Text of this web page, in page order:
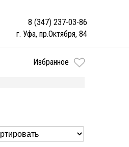
8 (347) 237-03-86
г. Уфа, пр.Октября, 84
Избранное